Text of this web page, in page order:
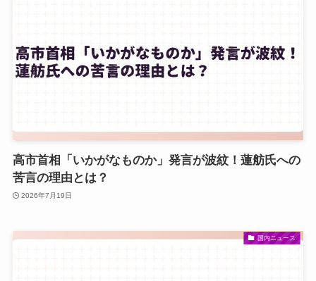
高市首相「いかがなものか」発言が波紋！蓮舫氏への
苦言の理由とは？
2026年7月19日
国内ニュース